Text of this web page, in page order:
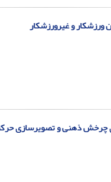
و غیرورزشکار
چرخش ذهنی و تصویرسازی